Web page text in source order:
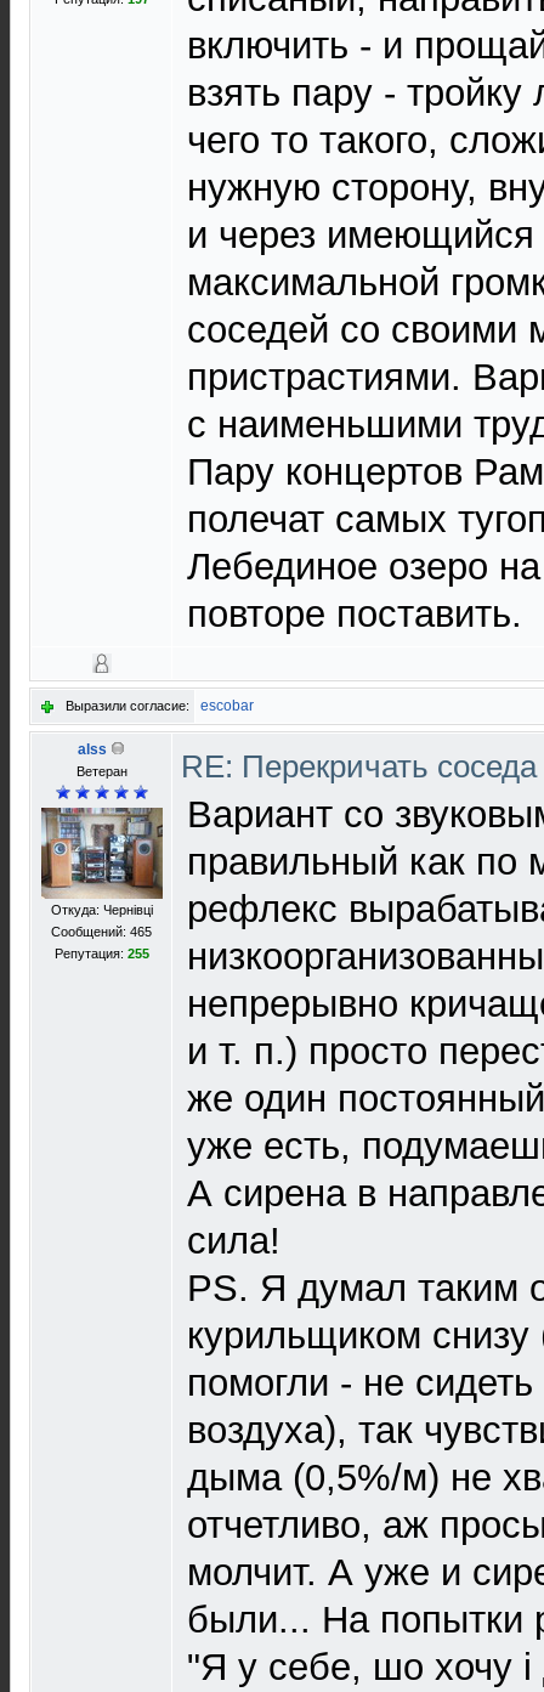
включить - и
взять пару -
чего то такого,
нужную сторону,
и через имеющийся
максимальной
соседей со своими
пристрастиями.
с наименьшими
Пару концертов
полечат самых
Лебединое озеро
повторе поставить.
Выразили согласие: escobar
alss
Ветеран
Откуда: Чернівці
Сообщений: 465
Репутация: 255
RE: Перекричать
Вариант со
правильный как по
рефлекс
непрерывно
и т. п.) просто
же один
уже есть,
А сирена в
сила!
PS. Я думал таким
курильщиком снизу
помогли - не
воздуха), так
дыма (0,5%/м) не
отчетливо, аж
молчит. А уже и
были... На попытки
"Я у себе, шо хочу і